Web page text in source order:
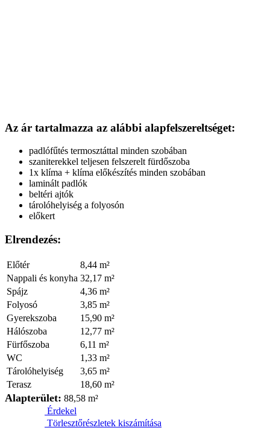
Az ár tartalmazza az alábbi alapfelszereltséget:
padlófűtés termosztáttal minden szobában
szaniterekkel teljesen felszerelt fürdőszoba
1x klíma + klíma előkészítés minden szobában
laminált padlók
beltéri ajtók
tárolóhelyiség a folyosón
előkert
Elrendezés:
Előtér
8,44
Nappali és konyha 32,17
Spájz
4,36
Folyosó
3,85
Gyerekszoba
15,90
Hálószoba
12,77
Fürfőszoba
6,11
WC
1,33
Tárolóhelyiség
3,65
Terasz
18,60
Alapterület: 88,58 m²
Érdekel
Törlesztőrészletek kiszámítása